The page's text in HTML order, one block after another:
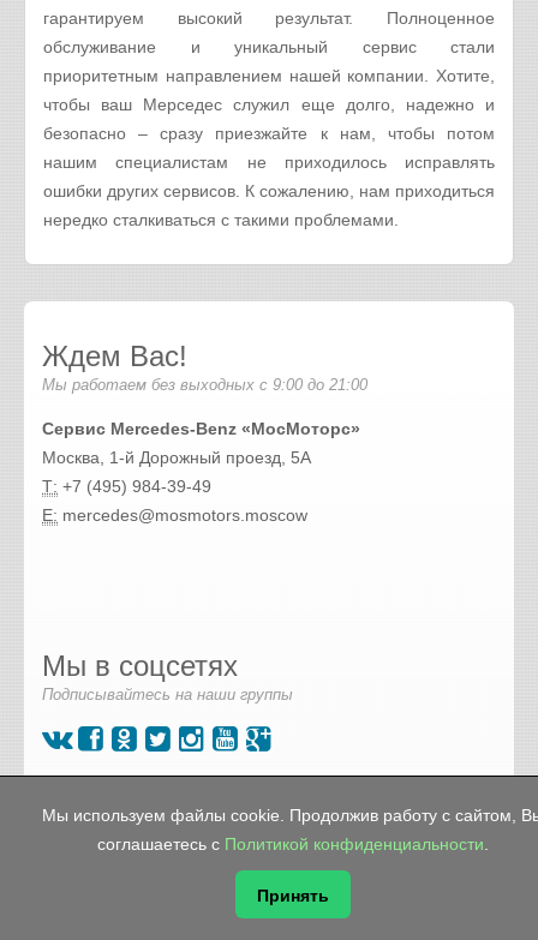
гарантируем высокий результат. Полноценное
обслуживание и уникальный сервис стали
приоритетным направлением нашей компании. Хотите,
чтобы ваш Мерседес служил еще долго, надежно и
безопасно – сразу приезжайте к нам, чтобы потом
нашим специалистам не приходилось исправлять
ошибки других сервисов. К сожалению, нам приходиться
нередко сталкиваться с такими проблемами.
Ждем Вас!
Мы работаем без выходных с 9:00 до 21:00
Сервис Mercedes-Benz «МосМоторс»
Москва, 1-й Дорожный проезд, 5А
Т: +7 (495) 984-39-49
E: mercedes@mosmotors.moscow
Мы в соцсетях
Подписывайтесь на наши группы
ЮАО в Чертаново
О компании
Контакты
Политика конфиденциальности
Мы используем файлы cookie. Продолжив работу с сайтом,
соглашаетесь с Политикой конфиденциальности
Принять